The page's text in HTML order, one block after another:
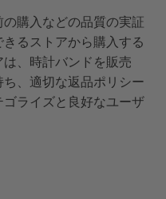
購入などの品質の実証
るストアから購入する
、時計バンドを販売
、適切な返品ポリシー
ライズと良好なユーザ